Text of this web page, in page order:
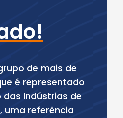
de mais de
é representado
das Indústrias de
uma referência